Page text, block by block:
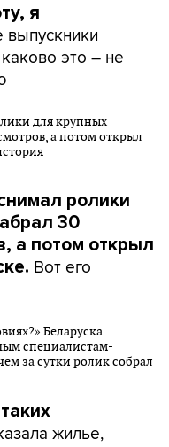
я
выпускники
это – не
ролики
30
а потом открыл
Вот его
жилье,